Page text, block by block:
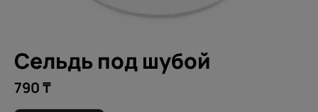
Сельдь под шубой
790 ₸